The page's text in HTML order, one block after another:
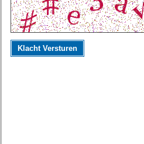
Klacht Versturen